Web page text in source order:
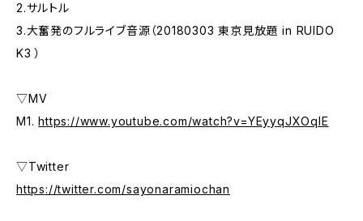
2.サルトル
3.大奮発のフルライブ音源（20180303 東京見放題 in RUIDO
K3 ）
▽MV
M1.https://www.youtube.com/watch?v=YEyyqJXOqIE
▽Twitter
https://twitter.com/sayonaramiochan